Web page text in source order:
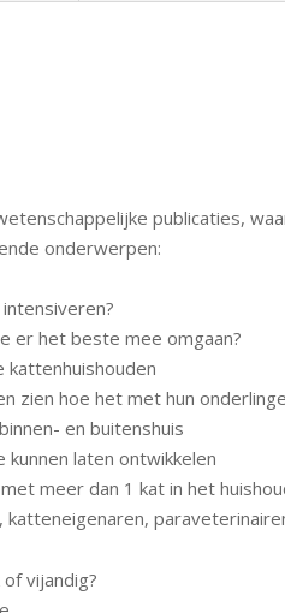
publicaties,
onderwerpen:
er het beste mee omgaan?
kattenhuishouden
zien hoe het met hun
en buitenshuis
laten ontwikkelen
meer dan 1 kat in het
vijandig?